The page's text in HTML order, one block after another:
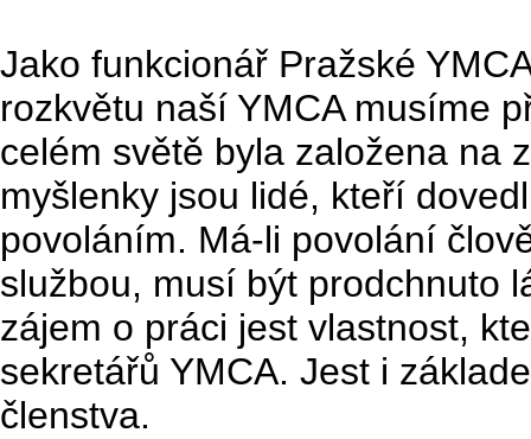
Jako funkcionář Pražské
rozkvětu naší YMCA musíme
celém světě byla založena na
myšlenky jsou lidé, kteří
povoláním. Má-li povolání
službou, musí být prodchnuto
zájem o práci jest vlastnost,
sekretářů YMCA. Jest i
členstva.